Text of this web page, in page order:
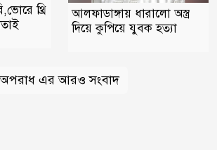
থ্রি
আলফাডাঙ্গায় ধারালো অস্ত্র
দিয়ে কুপিয়ে যুবক হত্যা
অপরাধ এর আরও সংবাদ